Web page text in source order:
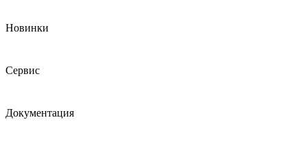
Новинки
Сервис
Документация